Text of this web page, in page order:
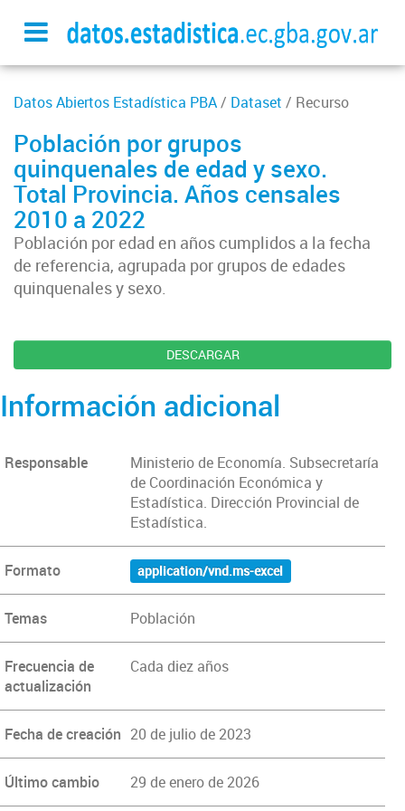
Datos Abiertos Estadística PBA/ Dataset / Recurso
Población por grupos
quinquenales de edad y sexo.
Total Provincia. Años censales
2010 a 2022
Población por edad en años cumplidos a la fecha
de referencia, agrupada por grupos de edades
quinquenales y sexo.
DESCARGAR
Información adicional
Responsable
Ministerio de Economía. Subsecretaría
de Coordinación Económica y
Estadística. Dirección Provincial de
Estadística.
Formato application/vnd.ms-excel
Temas Población
Frecuencia de
actualización
Cada diez años
Fecha de creación 20 de julio de 2023
Último cambio 29 de enero de 2026